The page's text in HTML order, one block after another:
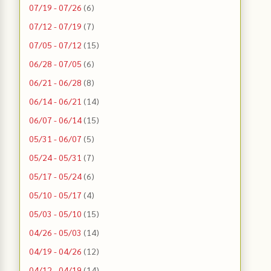
07/19 - 07/26 (6)
07/12 - 07/19 (7)
07/05 - 07/12 (15)
06/28 - 07/05 (6)
06/21 - 06/28 (8)
06/14 - 06/21 (14)
06/07 - 06/14(15)
05/31 - 06/07 (5)
05/24 - 05/31 (7)
05/17 - 05/24(6)
05/10 - 05/17 (4)
05/03 - 05/10 (15)
04/26 - 05/03 (14)
04/19 - 04/26 (12)